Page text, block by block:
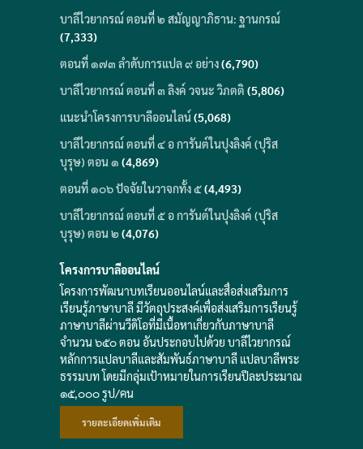
บาลีไวยากรณ์ ตอนที่ ๒ สมัญญาภิธาน: ฐานกรณ์
(7,333)
ตอนที่ ๑๗๓ ลำดับการแปล ๙ อย่าง(6,790)
บาลีไวยากรณ์ ตอนที่ ๓ ลิงค์ วจนะ วิภตติ (5,806)
แนะนำโครงการบาลีออนไลน์ (5,068)
บาลีไวยากรณ์ ตอนที่ ๔ อ การันต์ในปุงลิงค์ (ปุริส
บุรุษ) ตอน ๑ (4,869)
ตอนที่ ๑๐๖ ปัจจัยในวาจกทั้ง ๕(4,493)
บาลีไวยากรณ์ ตอนที่ ๕ อ การันต์ในปุงลิงค์ (ปุริส
บุรุษ) ตอน ๒ (4,076)
โครงการบาลีออนไลน์
โครงการพัฒนาบทเรียนออนไลน์และสื่อส่งเสริมการ
เรียนรู้ภาษาบาลี มีวัตถุประสงค์เพื่อส่งเสริมการเรียนรู้
ภาษาบาลีผ่านวีดิโอที่มีเนื้อหาเกี่ยวกับภาษาบาลี
จำนวน ๖๕๐ ตอน อันประกอบไปด้วย บาลีไวยากรณ์
หลักการแปลบาลีและสัมพันธ์ภาษาบาลี แปลบาลีพระ
ธรรมบท โดยมีกลุ่มเป้าหมายในการเรียนปีละประมาณ
๑๕,๐๐๐ รูป/คน
รายละเอียดเพิ่มเติม